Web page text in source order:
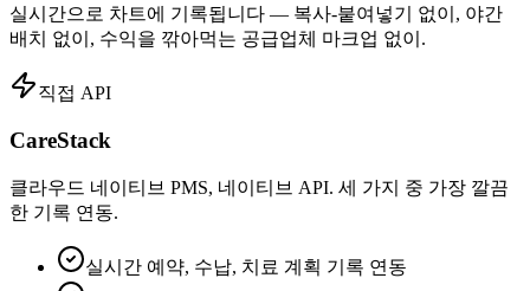
실시간으로 차트에 기록됩니다 — 복사-붙여넣기 없이, 야간
배치 없이, 수익을 깎아먹는 공급업체 마크업 없이.
직접 API
CareStack
클라우드 네이티브 PMS, 네이티브 API. 세 가지 중 가장 깔끔
한 기록 연동.
실시간 예약, 수납, 치료 계획 기록 연동